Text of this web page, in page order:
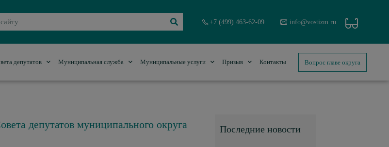
+7 (499) 463-62-09 info@vostizm.ru
депутатов Муниципальная служба Муниципальные услуги Призыв Контакты Вопрос главе округа
депутатов муниципального округа
Последние новости